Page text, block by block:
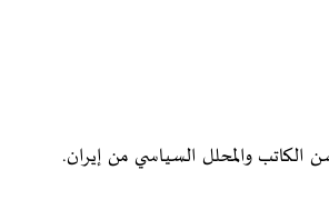
والمحلل السياسي من إيران.